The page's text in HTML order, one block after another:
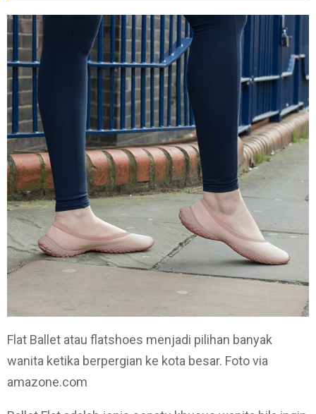
Flat Ballet atau flatshoes menjadi pilihan banyak
wanita ketika berpergian ke kota besar. Foto via
amazone.com